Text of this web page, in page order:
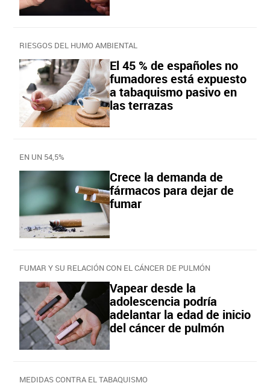
RIESGOS DEL HUMO AMBIENTAL
El 45 % de españoles no
fumadores está expuesto
a tabaquismo pasivo en
las terrazas
EN UN 54,5%
Crece la demanda de
fármacos para dejar de
fumar
FUMAR Y SU RELACIÓN CON EL CÁNCER DE PULMÓN
Vapear desde la
adolescencia podría
adelantar la edad de inicio
del cáncer de pulmón
MEDIDAS CONTRA EL TABAQUISMO